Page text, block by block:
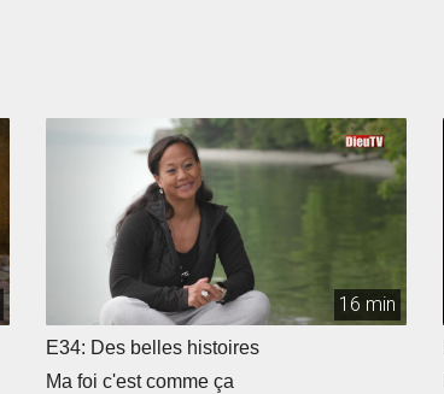
16 min
E34: Des belles histoires
Ma foi c'est comme ça